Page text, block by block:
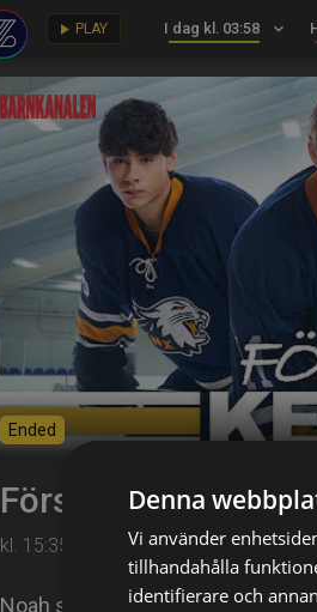
play_arrow PLAY I dag kl. 03:58 keyboard_arrow_down
Ended
Förstakedjan
kl. 15:35 på Barnkanalen
Noah ska spela sin första match
Denna
Vi använder
tillhandahålla
identifierare och